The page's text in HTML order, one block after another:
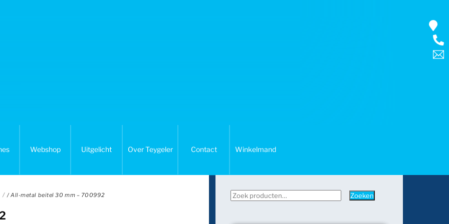
Webshop Uitgelicht Over Teygeler Contact Winkelmand
/ All-metal beitel 30 mm – 700992
Zoeken
Zoeken